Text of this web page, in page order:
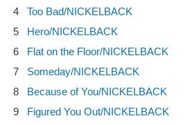
4
Too Bad/NICKELBACK
5
Hero/NICKELBACK
6
Flat on the Floor/NICKELBACK
7
Someday/NICKELBACK
8
Because of You/NICKELBACK
9
Figured You Out/NICKELBACK